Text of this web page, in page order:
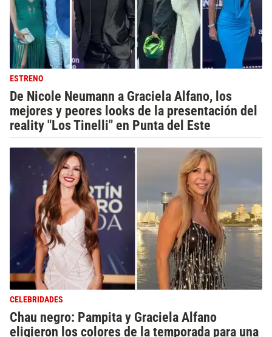
ESTRENO
De Nicole Neumann a Graciela Alfano, los
mejores y peores looks de la presentación del
reality "Los Tinelli" en Punta del Este
CELEBRIDADES
Chau negro: Pampita y Graciela Alfano
eligieron los colores de la temporada para una